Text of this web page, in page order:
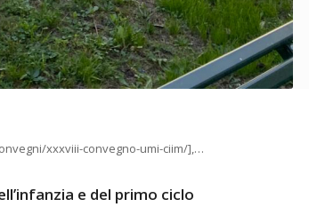
xxxviii-convegno-umi-ciim/],…
e del primo ciclo